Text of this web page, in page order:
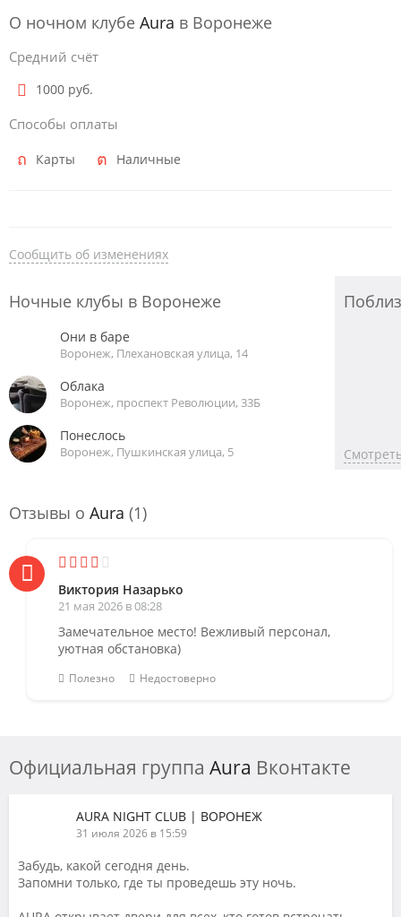
О ночном клубе Aura в Воронеже
Средний счёт
1000 руб.
Способы оплаты
Карты Наличные
Сообщить об изменениях
Ночные клубы в Воронеже
Они в баре
Воронеж, Плехановская улица, 14
Облака
Воронеж, проспект Революции, 33Б
Понеслось
Воронеж, Пушкинская улица, 5
Отзывы о Aura (1)
Виктория Назарько
21 мая 2026 в 08:28
Замечательное место! Вежливый персонал,
уютная обстановка)
Полезно Недостоверно
Официальная группа Aura Вконтакте
AURA NIGHT CLUB | ВОРОНЕЖ
31 июля 2026 в 15:59
Забудь, какой сегодня день.
Запомни только, где ты проведешь эту ночь.